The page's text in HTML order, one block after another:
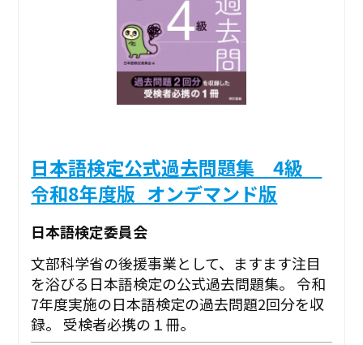
日本語検定公式過去問題集 4級
令和8年度版_オンデマンド版
日本語検定委員会
文部科学省の後援事業として、ますます注目
を浴びる日本語検定の公式過去問題集。 令和
7年度実施の日本語検定の過去問題2回分を収
録。 受検者必携の１冊。